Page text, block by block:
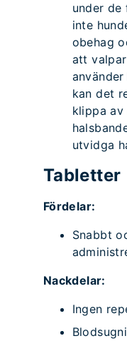
under
inte
obehag
att
kan det
klippa
utvidga
Tabletter
Fördelar:
Snabbt
Nackdelar:
Ingen